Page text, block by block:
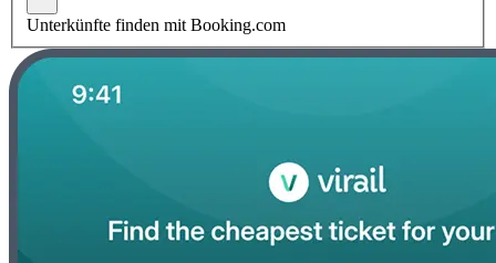
Unterkünfte finden mit Booking.com